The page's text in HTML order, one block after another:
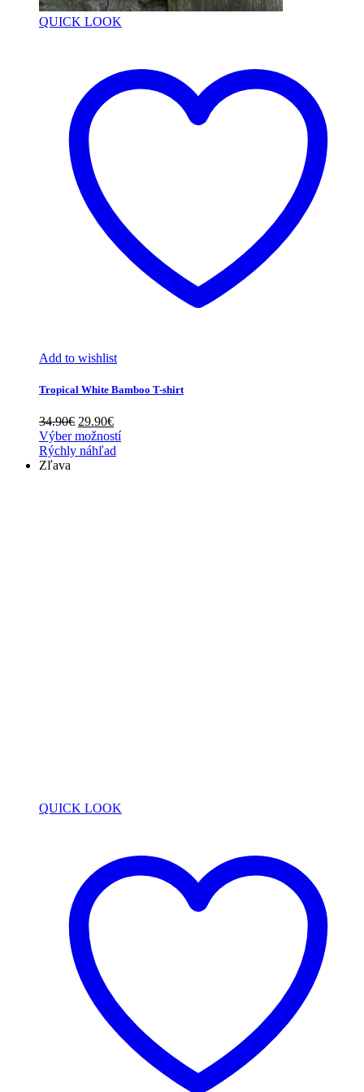
QUICK LOOK
Add to wishlist
Tropical White Bamboo T-shirt
34.90€ Pôvodná
cena
bola:
29.90€Aktuálna
cena
je:
Výber možností
Rýchly náhľad
Zľava
QUICK LOOK